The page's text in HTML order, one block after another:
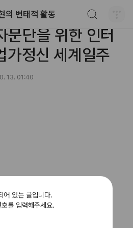
의 변태적 활동
문단을 위한 인터
가정신 세계일주
13. 01:40
어 있는 글입니다.
호를 입력해주세요.